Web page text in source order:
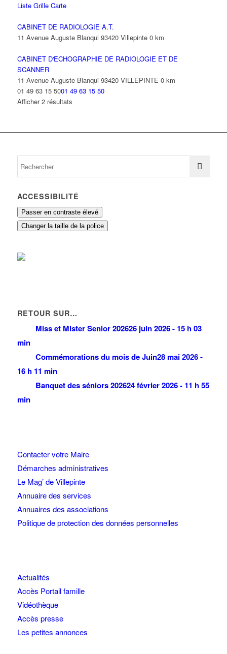
Liste Grille Carte
CABINET DE RADIOLOGIE A.T.
11 Avenue Auguste Blanqui 93420 Villepinte 0 km
CABINET D'ECHOGRAPHIE DE RADIOLOGIE ET DE
SCANNER
11 Avenue Auguste Blanqui 93420 VILLEPINTE 0 km
01 49 63 15 5001 49 63 15 50
Afficher 2 résultats
ACCESSIBILITÉ
Passer en contraste élevé
Changer la taille de la police
RETOUR SUR…
Miss et Mister Senior 202626 juin 2026 - 15 h 03
min
Commémorations du mois de Juin28 mai 2026 -
16 h 11 min
Banquet des séniors 202624 février 2026 - 11 h 55
min
Contacter votre Maire
Démarches administratives
Le Mag’ de Villepinte
Annuaire des services
Annuaires des associations
Politique de protection des données personnelles
Actualités
Accès Portail famille
Vidéothèque
Accès presse
Les petites annonces